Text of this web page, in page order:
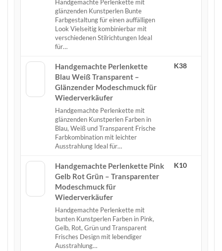
Handgemachte Perlenkette mit
glänzenden Kunstperlen Bunte
Farbgestaltung für einen auffälligen
Look Vielseitig kombinierbar mit
verschiedenen Stilrichtungen Ideal
für…
Handgemachte Perlenkette
Blau Weiß Transparent –
Glänzender Modeschmuck für
Wiederverkäufer
Handgemachte Perlenkette mit
glänzenden Kunstperlen Farben in
Blau, Weiß und Transparent Frische
Farbkombination mit leichter
Ausstrahlung Ideal für…
K38
Handgemachte Perlenkette Pink
Gelb Rot Grün – Transparenter
Modeschmuck für
Wiederverkäufer
Handgemachte Perlenkette mit
bunten Kunstperlen Farben in Pink,
Gelb, Rot, Grün und Transparent
Frisches Design mit lebendiger
Ausstrahlung…
K10